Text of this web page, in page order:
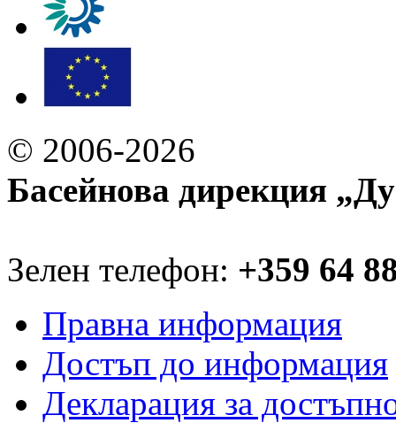
© 2006-2026
Басейнова дирекция
Зелен телефон: +359 64
Правна информация
Достъп до информация
Декларация за